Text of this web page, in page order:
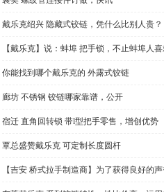
戴乐克绍兴 隐藏式铰链，凭什么比别人贵？
【戴乐克】说：蚌埠 把手锁，不止蚌埠人
你能找到哪个戴乐克的 外露式铰链
廊坊 不锈钢 铰链哪家靠谱，公开
宿迁 直角回转锁 带l型把手零售，增创优势
覃总盛赞戴乐克 可定制长度圆杆
【吉安 桥式拉手制造商】为了获得良好的